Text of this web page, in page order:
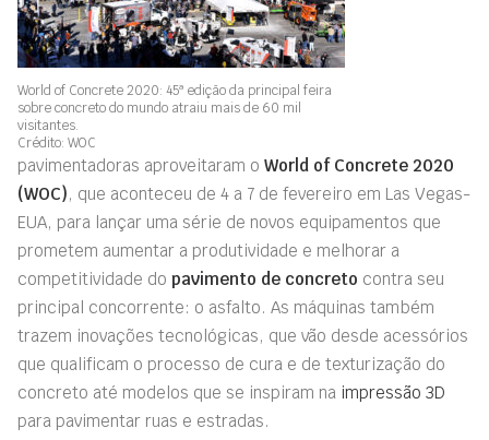
World of Concrete 2020: 45ª edição da principal feira
sobre concreto do mundo atraiu mais de 60 mil
visitantes.
Crédito: WOC
pavimentadoras aproveitaram o World of Concrete 2020
(WOC), que aconteceu de 4 a 7 de fevereiro em Las Vegas-
EUA, para lançar uma série de novos equipamentos que
prometem aumentar a produtividade e melhorar a
competitividade do pavimento de concreto contra seu
principal concorrente: o asfalto. As máquinas também
trazem inovações tecnológicas, que vão desde acessórios
que qualificam o processo de cura e de texturização do
concreto até modelos que se inspiram na impressão 3D
para pavimentar ruas e estradas.